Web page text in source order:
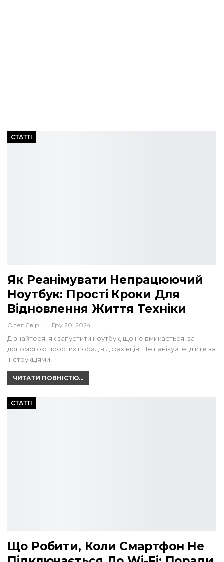
СТАТТІ
Як Реанімувати Непрацюючий
Ноутбук: Прості Кроки Для
Відновлення Життя Техніки
Олег Явір Гру 20, 2024
Дізнайтеся, як запустити ноутбук, що не вмикається, за
допомогою простих порад від фахівців. Не панікуйте, дійте за
інструкціями!
ЧИТАТИ ПОВНІСТЮ...
СТАТТІ
Що Робити, Коли Смартфон Не